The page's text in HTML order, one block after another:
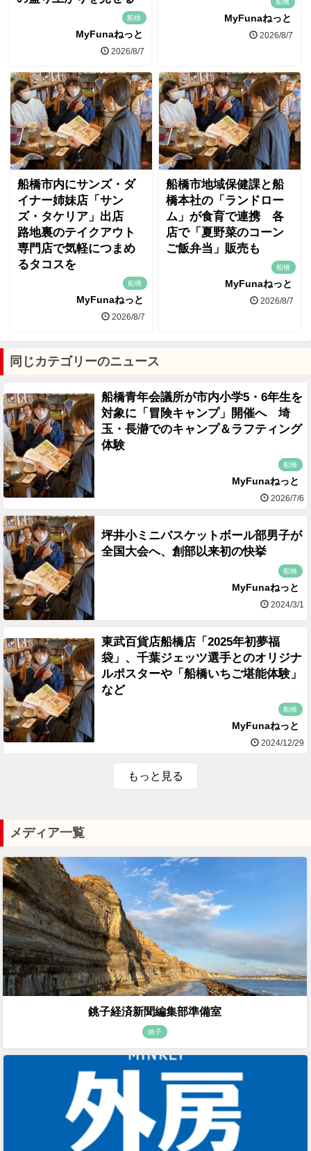
船橋
MyFunaねっと
2026/8/7
船橋
MyFunaねっと
2026/8/7
船橋市内にサンズ・ダ
イナー姉妹店「サン
ズ・タケリア」出店
路地裏のテイクアウト
専門店で気軽につまめ
るタコスを
船橋
MyFunaねっと
2026/8/7
船橋市地域保健課と船
橋本社の「ランドロー
ム」が食育で連携 各
店で「夏野菜のコーン
ご飯弁当」販売も
船橋
MyFunaねっと
2026/8/7
同じカテゴリーのニュース
船橋青年会議所が市内小学5・6年生を
対象に「冒険キャンプ」開催へ 埼
玉・長瀞でのキャンプ＆ラフティング
体験
船橋
MyFunaねっと
2026/7/6
坪井小ミニバスケットボール部男子が
全国大会へ、創部以来初の快挙
船橋
MyFunaねっと
2024/3/1
東武百貨店船橋店「2025年初夢福
袋」、千葉ジェッツ選手とのオリジナ
ルポスターや「船橋いちご堪能体験」
など
船橋
MyFunaねっと
2024/12/29
もっと見る
メディア一覧
銚子経済新聞編集部準備室
銚子